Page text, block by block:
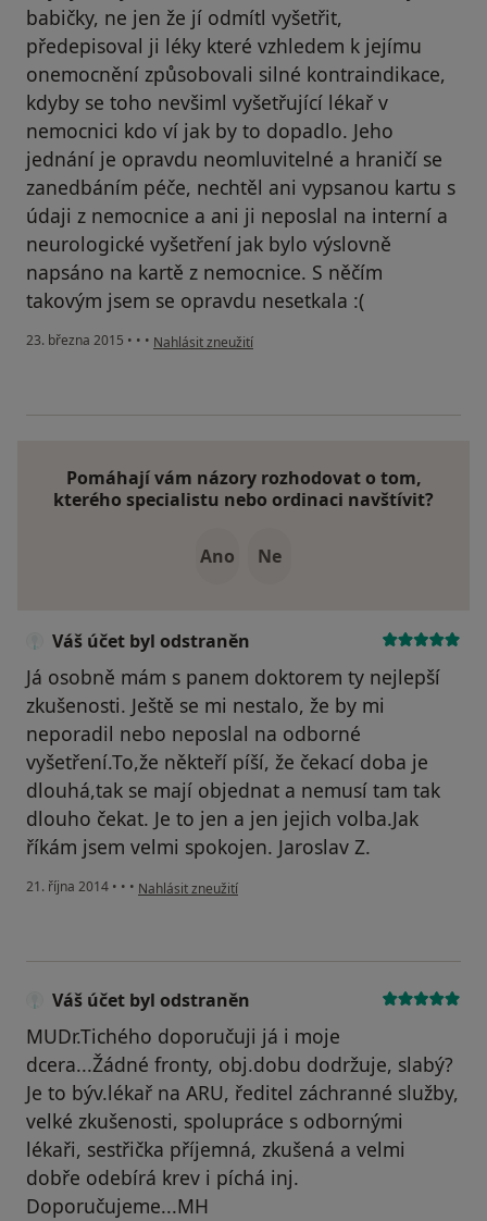
babičky, ne jen že jí odmítl vyšetřit,
předepisoval ji léky které vzhledem k jejímu
onemocnění způsobovali silné kontraindikace,
kdyby se toho nevšiml vyšetřující lékař v
nemocnici kdo ví jak by to dopadlo. Jeho
jednání je opravdu neomluvitelné a hraničí se
zanedbáním péče, nechtěl ani vypsanou kartu s
údaji z nemocnice a ani ji neposlal na interní a
neurologické vyšetření jak bylo výslovně
napsáno na kartě z nemocnice. S něčím
takovým jsem se opravdu nesetkala :(
23. března 2015 • • • podle názoru uživatele Váš účet byl odstraněn
Nahlásit zneužití
Pomáhají vám názory rozhodovat o tom,
kterého specialistu nebo ordinaci navštívit?
Ano Ne
Váš účet byl odstraněn
Já osobně mám s panem doktorem ty nejlepší
zkušenosti. Ještě se mi nestalo, že by mi
neporadil nebo neposlal na odborné
vyšetření.To,že někteří píší, že čekací doba je
dlouhá,tak se mají objednat a nemusí tam tak
dlouho čekat. Je to jen a jen jejich volba.Jak
říkám jsem velmi spokojen. Jaroslav Z.
21. října 2014 • • • podle názoru uživatele Váš účet byl odstraněn
Nahlásit zneužití
Váš účet byl odstraněn
MUDr.Tichého doporučuji já i moje
dcera...Žádné fronty, obj.dobu dodržuje, slabý?
Je to býv.lékař na ARU, ředitel záchranné služby,
velké zkušenosti, spolupráce s odbornými
lékaři, sestřička příjemná, zkušená a velmi
dobře odebírá krev i píchá inj.
Doporučujeme...MH